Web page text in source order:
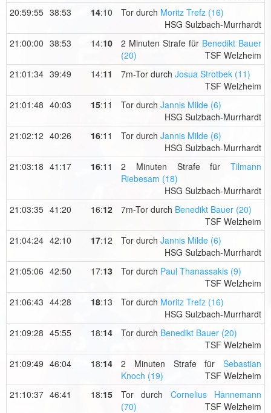
20:59:55 38:53 14:10 Tor durch Moritz Trefz (16)
HSG Sulzbach-Murrhardt
21:00:00 38:53 14:10 2 Minuten Strafe für Benedikt Bauer
(20)
TSF Welzheim
21:01:34 39:49 14:11 7m-Tor durch Josua Strotbek (11)
TSF Welzheim
21:01:48 40:03 15:11 Tor durch Jannis Milde (6)
HSG Sulzbach-Murrhardt
21:02:12 40:26 16:11 Tor durch Jannis Milde (6)
HSG Sulzbach-Murrhardt
21:03:18 41:17 16:11 2 Minuten Strafe für Tilmann
Riebesam (18)
HSG Sulzbach-Murrhardt
21:03:35 41:20 16:12 7m-Tor durch Benedikt Bauer (20)
TSF Welzheim
21:04:24 42:10 17:12 Tor durch Jannis Milde (6)
HSG Sulzbach-Murrhardt
21:05:06 42:50 17:13 Tor durch Paul Thanassakis (9)
TSF Welzheim
21:06:43 44:28 18:13 Tor durch Moritz Trefz (16)
HSG Sulzbach-Murrhardt
21:09:28 45:55 18:14 Tor durch Benedikt Bauer (20)
TSF Welzheim
21:09:49 46:04 18:14 2 Minuten Strafe für Sebastian
Knoch (19)
TSF Welzheim
21:10:37 46:41 18:15 Tor durch Cornelius Hannemann
(70)
TSF Welzheim